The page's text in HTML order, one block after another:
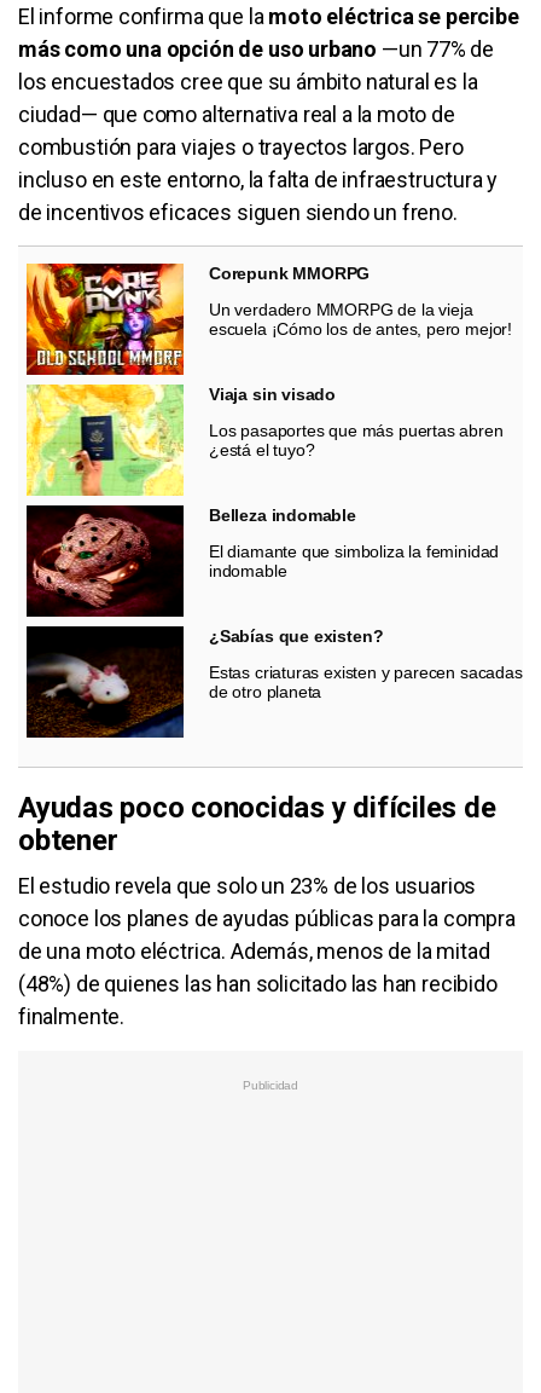
El informe confirma que la moto eléctrica se percibe
más como una opción de uso urbano —un 77% de
los encuestados cree que su ámbito natural es la
ciudad— que como alternativa real a la moto de
combustión para viajes o trayectos largos. Pero
incluso en este entorno, la falta de infraestructura y
de incentivos eficaces siguen siendo un freno.
Corepunk MMORPG
Un verdadero MMORPG de la vieja
escuela ¡Cómo los de antes, pero mejor!
Viaja sin visado
Los pasaportes que más puertas abren
¿está el tuyo?
Belleza indomable
El diamante que simboliza la feminidad
indomable
¿Sabías que existen?
Estas criaturas existen y parecen sacadas
de otro planeta
Ayudas poco conocidas y difíciles de
obtener
El estudio revela que solo un 23% de los usuarios
conoce los planes de ayudas públicas para la compra
de una moto eléctrica. Además, menos de la mitad
(48%) de quienes las han solicitado las han recibido
finalmente.